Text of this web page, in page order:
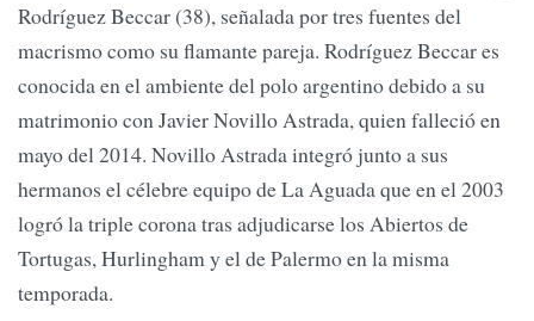
Rodríguez Beccar (38), señalada por tres fuentes del
macrismo como su flamante pareja. Rodríguez Beccar es
conocida en el ambiente del polo argentino debido a su
matrimonio con Javier Novillo Astrada, quien falleció en
mayo del 2014. Novillo Astrada integró junto a sus
hermanos el célebre equipo de La Aguada que en el 2003
logró la triple corona tras adjudicarse los Abiertos de
Tortugas, Hurlingham y el de Palermo en la misma
temporada.